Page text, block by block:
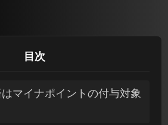
目次
マイナポイントの付与対象